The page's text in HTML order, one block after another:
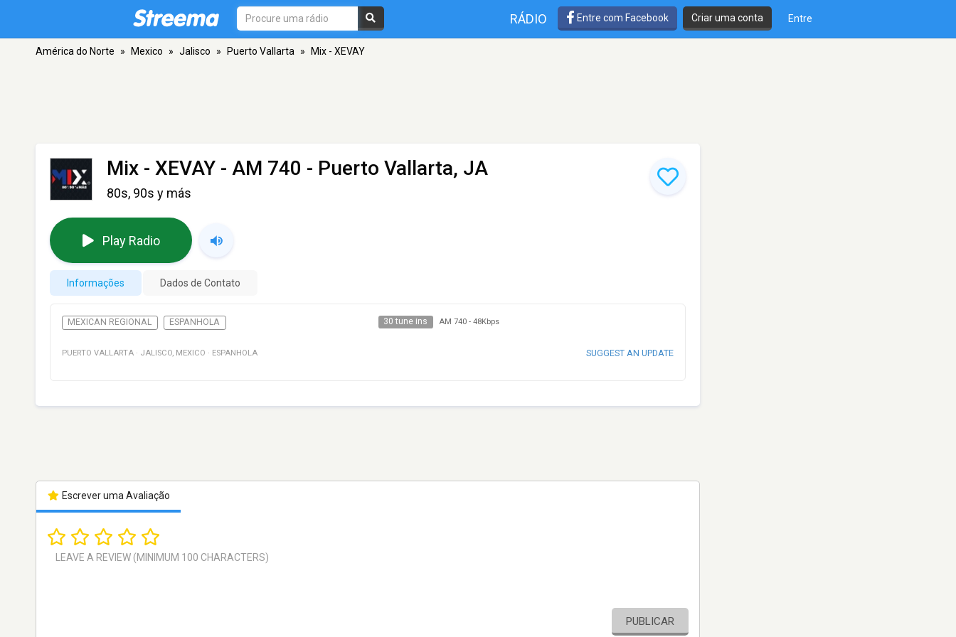
RÁDIO Entre com Facebook Criar uma conta Entre
América do Norte » Mexico » Jalisco » Puerto Vallarta » Mix - XEVAY
Mix - XEVAY - AM 740 - Puerto Vallarta, JA
80s, 90s y más
Play Radio
Informações Dados de Contato
MEXICAN REGIONAL ESPANHOLA 30 tune ins AM 740- 48Kbps
PUERTO VALLARTA · JALISCO, MEXICO · ESPANHOLA SUGGEST AN UPDATE
Escrever uma Avaliação
PUBLICAR